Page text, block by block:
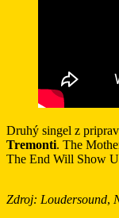
Druhý singel z
Tremonti. The
The End Will Show
Zdroj: Loudersound,